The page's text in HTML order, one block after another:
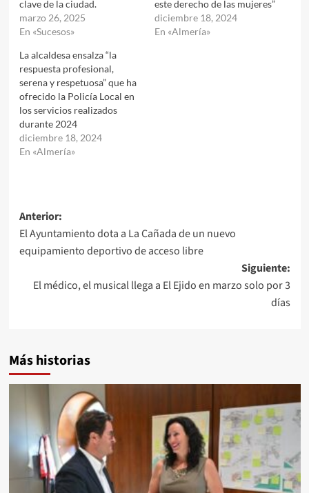
clave de la ciudad.
marzo 26, 2025
En «Sucesos»
este derecho de las mujeres”
diciembre 18, 2024
En «Almería»
La alcaldesa ensalza “la
respuesta profesional,
serena y respetuosa” que ha
ofrecido la Policía Local en
los servicios realizados
durante 2024
diciembre 18, 2024
En «Almería»
Navegación
de
entradas
Anterior:
El Ayuntamiento dota a La Cañada de un nuevo
equipamiento deportivo de acceso libre
Siguiente:
El médico, el musical llega a El Ejido en marzo solo por 3
días
Más historias